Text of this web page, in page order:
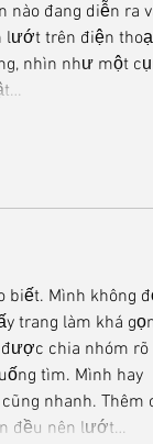
nào đang diễn ra
lướt trên điện
nhìn như một
biết. Mình không
trang làm khá
chia nhóm rõ
tìm. Mình hay
nhanh. Thêm
đều nên lướt…